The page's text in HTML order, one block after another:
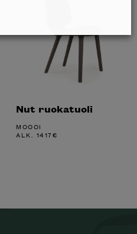
Nut ruokatuoli
MOOOI
ALK. 1417€